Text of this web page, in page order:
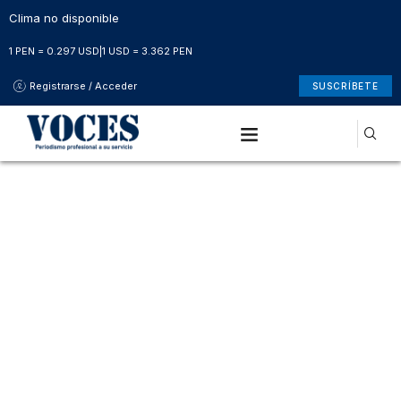
Clima no disponible
1 PEN = 0.297 USD 1 USD = 3.362 PEN
Registrarse / Acceder SUSCRÍBETE